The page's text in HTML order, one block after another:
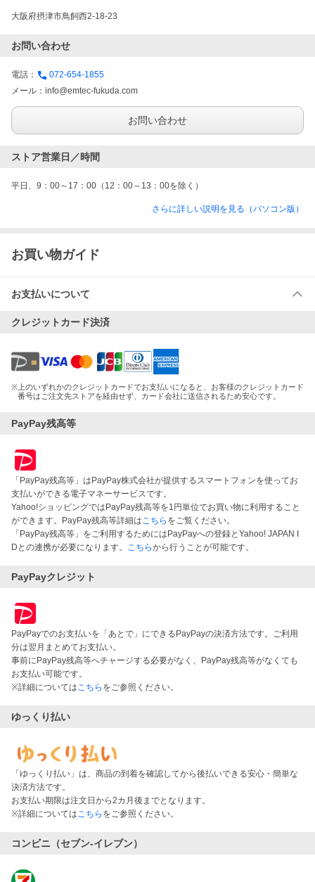
大阪府摂津市鳥飼西2-18-23
お問い合わせ
電話：
072-654-1855
メール： info@emtec-fukuda.com
お問い合わせ
ストア営業日／時間
平日、9：00～17：00（12：00～13：00を除く）
さらに詳しい説明を見る（パソコン版）
お買い物ガイド
お支払いについて
クレジットカード決済
※ 上のいずれかのクレジットカードでお支払いになると、お客様のクレジットカード
番号はご注文先ストアを経由せず、カード会社に送信されるため安心です。
PayPay残高等
「PayPay残高等」はPayPay株式会社が提供するスマートフォンを使ってお
支払いができる電子マネーサービスです。
Yahoo!ショッピングではPayPay残高等を1円単位でお買い物に利用すること
ができます。PayPay残高等詳細はこちら をご覧ください。
「PayPay残高等」をご利用するためにはPayPayへの登録とYahoo! JAPAN I
Dとの連携が必要になります。 こちらから行うことが可能です。
PayPayクレジット
PayPayでのお支払いを「あとで」にできるPayPayの決済方法です。ご利用
分は翌月まとめてお支払い。
事前にPayPay残高等へチャージする必要がなく、PayPay残高等がなくても
お支払い可能です。
※詳細についてはこちら をご参照ください。
ゆっくり払い
「ゆっくり払い」は、商品の到着を確認してから後払いできる安心・簡単な
決済方法です。
お支払い期限は注文日から2カ月後までとなります。
※詳細についてはこちら をご参照ください。
コンビニ（セブン-イレブン）